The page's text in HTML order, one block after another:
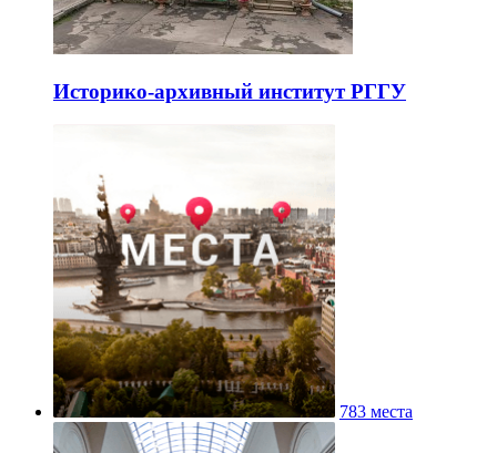
Историко-архивный институт РГГУ
783 места